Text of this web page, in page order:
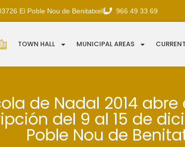
El Poble Nou de Benitatxell 966 49 33 69
TOWN HALL MUNICIPAL AREAS
de Nadal 2014
del 9 al 15 de
Poble Nou de